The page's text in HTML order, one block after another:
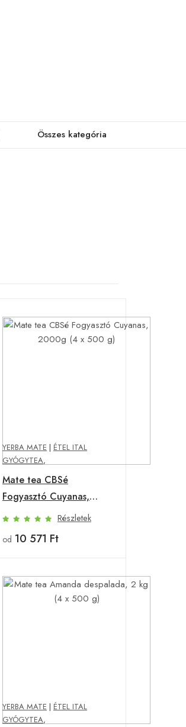
Összes kategória
YERBA MATE | ÉTEL ITAL
GYÓGYTEA,
Mate tea CBSé
Fogyasztó Cuyanas,
2000g (4 x 500 g)
Részletek
od 10 571 Ft
YERBA MATE | ÉTEL ITAL
GYÓGYTEA,